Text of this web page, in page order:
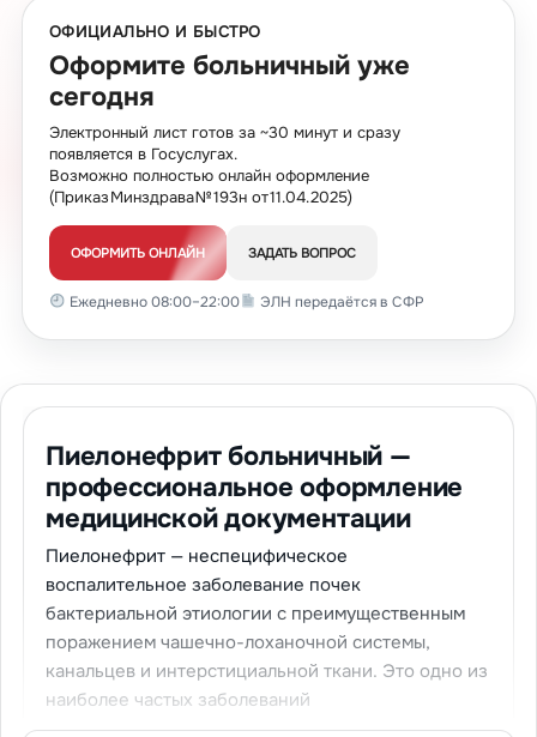
ОФИЦИАЛЬНО И БЫСТРО
Оформите больничный уже
сегодня
Электронный лист готов за ~30 минут и сразу
появляется в Госуслугах.
Возможно полностью онлайн оформление
(Приказ Минздрава № 193н от 11.04.2025)
ОФОРМИТЬ ОНЛАЙН ЗАДАТЬ ВОПРОС
Ежедневно 08:00–22:00 ЭЛН передаётся в СФР
Пиелонефрит больничный —
профессиональное оформление
медицинской документации
Пиелонефрит — неспецифическое
воспалительное заболевание почек
бактериальной этиологии с преимущественным
поражением чашечно-лоханочной системы,
канальцев и интерстициальной ткани. Это одно из
наиболее частых заболеваний
мочевыделительной системы. Мы предлагаем